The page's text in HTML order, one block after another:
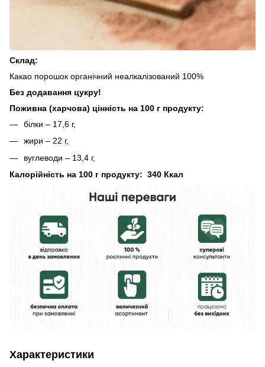
Склад:
Какао порошок органічний неалкалізований 100%
Без додавання цукру!
Поживна (харчова) цінність на 100 г продукту:
білки – 17,6 г,
жири – 22 г,
вуглеводи – 13,4 г,
Калорійність на 100 г продукту: 340 Ккал
Характеристики